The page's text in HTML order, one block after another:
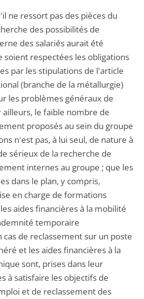
ne ressort pas des pièces du
des possibilités de
des salariés aurait été
soient respectées les obligations
par les stipulations de l'article
(branche de la métallurgie)
les problèmes généraux de
ailleurs, le faible nombre de
proposés au sein du groupe
n'est pas, à lui seul, de nature à
sérieux de la recherche de
internes au groupe ; que les
dans le plan, y compris,
en charge de formations
aides financières à la mobilité
temporaire
de reclassement sur un poste
et les aides financières à la
sont, prises dans leur
à satisfaire les objectifs de
et de reclassement des